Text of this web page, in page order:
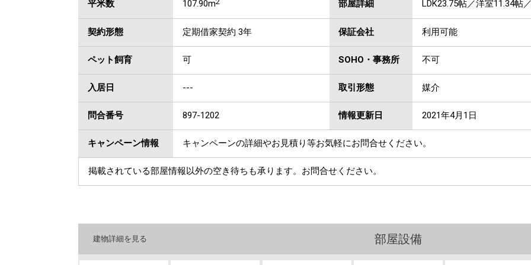
平米数 107.90m 部屋詳細 LDK23.75帖／洋室11.34帖
契約形態 定期借家契約 3年 保証会社 利用可能
ペット飼育 可 SOHO・事務所 不可
入居日 --- 取引形態 媒介
問合番号 897-1202 情報更新日 2021年4月1日
キャンペーン情報 キャンペーンの詳細やお見積り等お気軽にお問合せください。
掲載されている部屋情報以外の空き待ちも承ります。お問合せください。
部屋設備
建物詳細を見る